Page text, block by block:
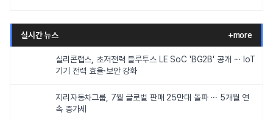
실시간 뉴스 +more
실리콘랩스, 초저전력 블루투스 LE SoC 'BG2B' 공개 ··· IoT
기기 전력 효율·보안 강화
지리자동차그룹, 7월 글로벌 판매 25만대 돌파 ··· 5개월 연
속 증가세